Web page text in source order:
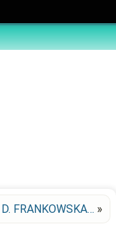
FRANKOWSKA… »